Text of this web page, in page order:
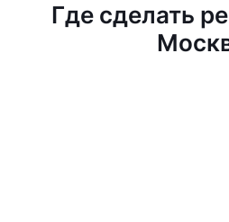
Где сделать